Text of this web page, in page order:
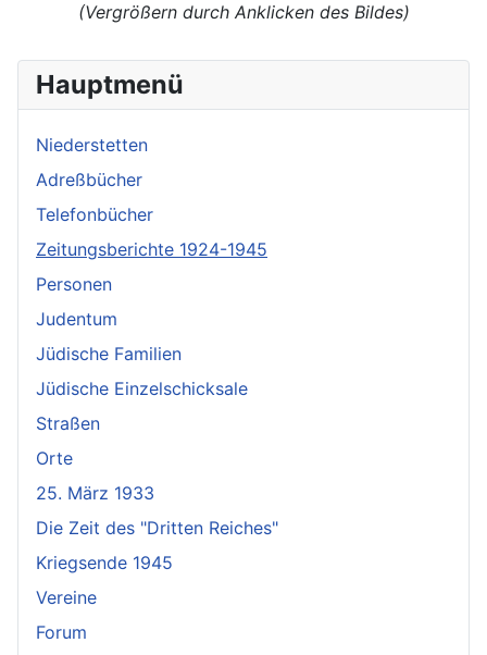
(Vergrößern durch Anklicken des Bildes)
Hauptmenü
Niederstetten
Adreßbücher
Telefonbücher
Zeitungsberichte 1924-1945
Personen
Judentum
Jüdische Familien
Jüdische Einzelschicksale
Straßen
Orte
25. März 1933
Die Zeit des "Dritten Reiches"
Kriegsende 1945
Vereine
Forum